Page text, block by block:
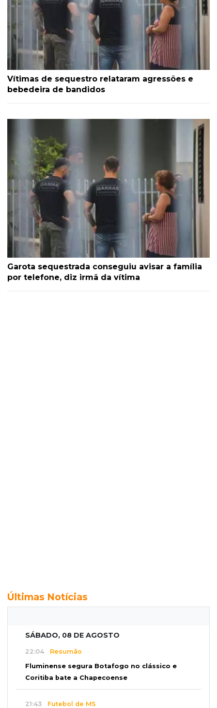
Vítimas de sequestro relataram agressões e
bebedeira de bandidos
Garota sequestrada conseguiu avisar a família
por telefone, diz irmã da vítima
Últimas Notícias
SÁBADO, 08 DE AGOSTO
22:04 Resumão
Fluminense segura Botafogo no clássico e
Coritiba bate a Chapecoense
21:43 Futebol de MS